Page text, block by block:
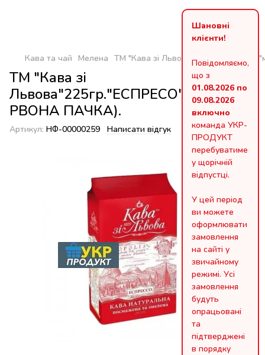
Шановні
клієнти!
Повідомляємо,
що з
01.08.2026 по
09.08.2026
включно
команда УКР-
ПРОДУКТ
перебуватиме
у щорічній
відпустці.
У цей період
ви можете
оформлювати
замовлення
на сайті у
звичайному
режимі. Усі
замовлення
будуть
опрацьовані
та
підтверджені
в порядку
Кава та чай Мелена ТМ "Кава зі
ТМ "Кава зі
Львова"225гр."ЕСПРЕСО"мелена(ЧЕ
РВОНА ПАЧКА).
Артикул: НФ-00000259 Написати відгук